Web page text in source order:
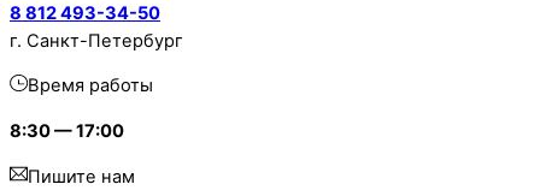
8 812 493-34-50
г. Санкт-Петербург
Время работы
8:30 — 17:00
Пишите нам